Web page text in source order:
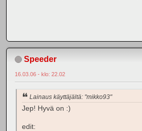
Speeder
16.03.06 - klo: 22.02
Lainaus käyttäjältä: "mikko93"
Jep! Hyvä on :)
edit: